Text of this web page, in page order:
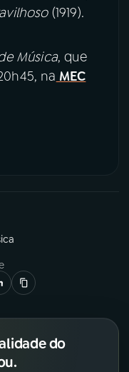
(1919).
Música, que
na MEC
do